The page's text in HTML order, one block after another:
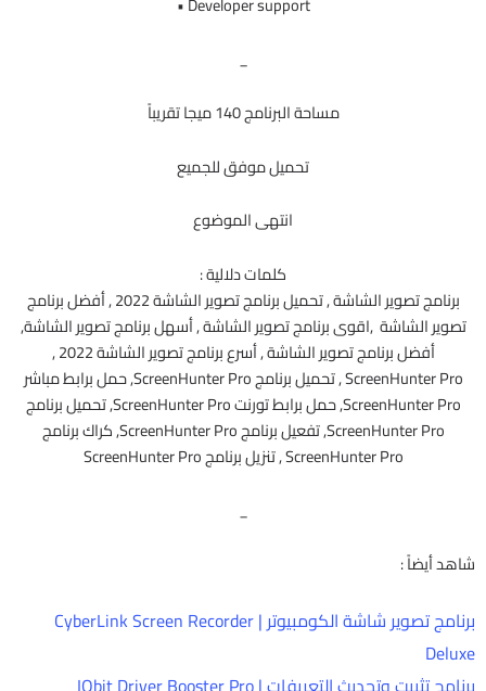
_
مساحة البرنامج 140 ميجا تقريباً
تحميل موفق للجميع
انتهى الموضوع
كلمات دلالية :
برنامج تصوير الشاشة , تحميل برنامج تصوير الشاشة 2022 , أفضل برنامج
تصوير الشاشة ,اقوى برنامج تصوير الشاشة , أسهل برنامج تصوير الشاشة,
أفضل برنامج تصوير الشاشة , أسرع برنامج تصوير الشاشة 2022 ,
ScreenHunter Pro , تحميل برنامج ScreenHunter Pro, حمل برابط مباشر
ScreenHunter Pro, حمل برابط تورنت ScreenHunter Pro, تحميل برنامج
ScreenHunter Pro, تفعيل برنامج ScreenHunter Pro, كراك برنامج
ScreenHunter Pro , تنزيل برنامج ScreenHunter Pro
_
شاهد أيضاً :
برنامج تصوير شاشة الكومبيوتر | CyberLink Screen Recorder
Deluxe